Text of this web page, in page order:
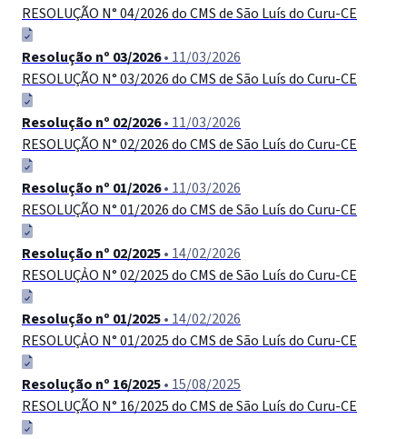
RESOLUÇÃO N° 04/2026 do CMS de São Luís do Curu-СЕ
Resolução nº 03/2026• 11/03/2026
RESOLUÇÃO N° 03/2026 do CMS de São Luís do Curu-СЕ
Resolução nº 02/2026• 11/03/2026
RESOLUÇÃO N° 02/2026 do CMS de São Luís do Curu-CE
Resolução nº 01/2026• 11/03/2026
RESOLUÇÃO N° 01/2026 do CMS de São Luís do Curu-CE
Resolução nº 02/2025• 14/02/2026
RESOLUÇẢO N° 02/2025 do CMS de São Luís do Curu-CE
Resolução nº 01/2025• 14/02/2026
RESOLUÇẢO N° 01/2025 do CMS de São Luís do Curu-CE
Resolução nº 16/2025• 15/08/2025
RESOLUÇÃO N° 16/2025 do CMS de São Luís do Curu-CE